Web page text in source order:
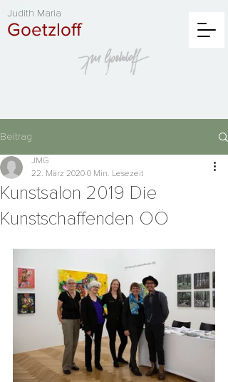
Judith Maria
Goetzloff
Beitrag
Kunstsalon 2019 Die
Kunstschaffenden OÖ
JMG
22. März 2020 0 Min. Lesezeit